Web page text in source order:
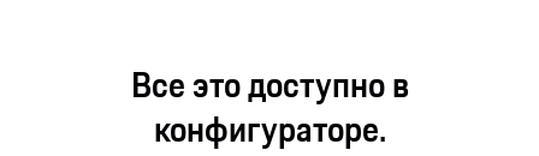
Все это доступно в
конфигураторе.